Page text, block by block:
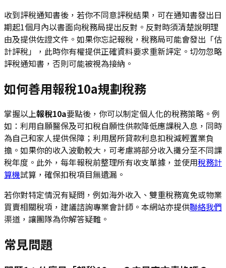
收到評稅通知書後，若你不同意評稅結果，可在通知書發出日
期起1個月內以書面向稅務局提出反對。反對時須清楚說明理
由及提供佐證文件。如果你忘記報稅，稅務局可能會發出「估
計評稅」，此時你有權提供正確資料要求重新評定。切勿忽略
評稅通知書，否則可能被視為接納。
如何善用報稅10a規劃稅務
掌握以上報稅10a要點後，你可以制定個人化的稅務策略。例
如：利用自願醫保及可扣稅自願性供款降低應課稅入息，同時
為自己和家人提供保障；利用居所貸款利息扣稅減輕置業負
擔。如果你的收入波動較大，可考慮將部分收入攤分至不同課
稅年度。此外，每年報稅前整理所有收支單據，並使用稅務計
算機試算，確保扣稅項目無遺漏。
若你對特定情況有疑問，例如海外收入、雙重稅務寬免或物業
買賣相關稅項，建議諮詢專業會計師。本網站亦提供聯絡我們
渠道，讓團隊為你解答疑難。
常見問題